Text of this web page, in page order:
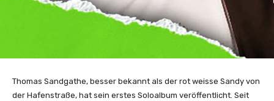
Thomas Sandgathe, besser bekannt als der rot weisse Sandy von
der Hafenstraße, hat sein erstes Soloalbum veröffentlicht. Seit